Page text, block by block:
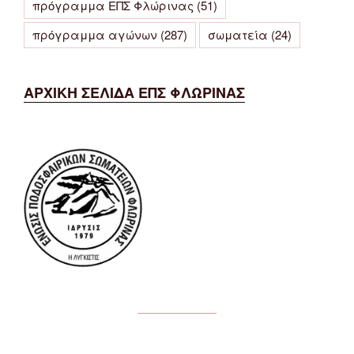
πρόγραμμα ΕΠΣ Φλώρινας (51)
πρόγραμμα αγώνων (287) σωματεία (24)
ΑΡΧΙΚΗ ΣΕΛΙΔΑ ΕΠΣ ΦΛΩΡΙΝΑΣ